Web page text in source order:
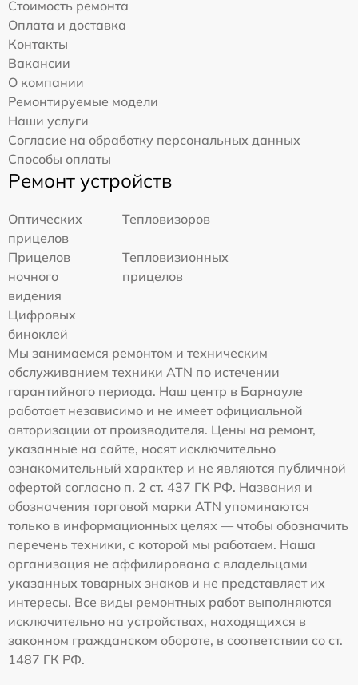
Стоимость ремонта
Оплата и доставка
Контакты
Вакансии
О компании
Ремонтируемые модели
Наши услуги
Согласие на обработку персональных данных
Способы оплаты
Ремонт устройств
Оптических
прицелов
Тепловизоров
Прицелов
ночного
видения
Тепловизионных
прицелов
Цифровых
биноклей
Мы занимаемся ремонтом и техническим
обслуживанием техники ATN по истечении
гарантийного периода. Наш центр в Барнауле
работает независимо и не имеет официальной
авторизации от производителя. Цены на ремонт,
указанные на сайте, носят исключительно
ознакомительный характер и не являются публичной
офертой согласно п. 2 ст. 437 ГК РФ. Названия и
обозначения торговой марки ATN упоминаются
только в информационных целях — чтобы обозначить
перечень техники, с которой мы работаем. Наша
организация не аффилирована с владельцами
указанных товарных знаков и не представляет их
интересы. Все виды ремонтных работ выполняются
исключительно на устройствах, находящихся в
законном гражданском обороте, в соответствии со ст.
1487 ГК РФ.